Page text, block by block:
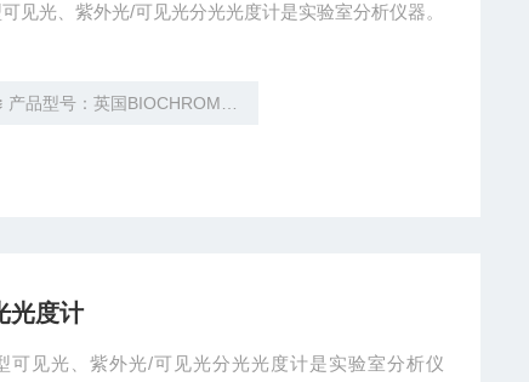
见光、紫外光/可见光分光光度计是实验室分析仪器。
产品型号：英国BIOCHROM拜尔控 Libra S11/S12
光度计
可见光、紫外光/可见光分光光度计是实验室分析仪